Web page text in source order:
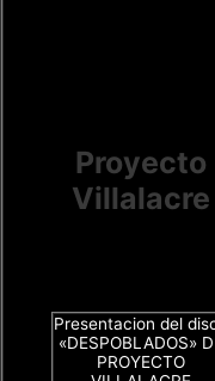
Proyecto
Villalacre
Presentacion del
«DESPOBLADOS»
PROYECTO